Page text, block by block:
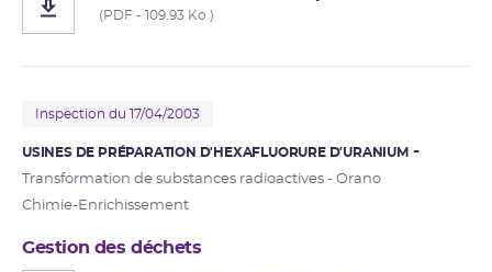
(PDF - 109.93 Ko )
Inspection du 17/04/2003
USINES DE PRÉPARATION D'HEXAFLUORURE D'URANIUM
Transformation de substances radioactives - Orano
Chimie-Enrichissement
Gestion des déchets